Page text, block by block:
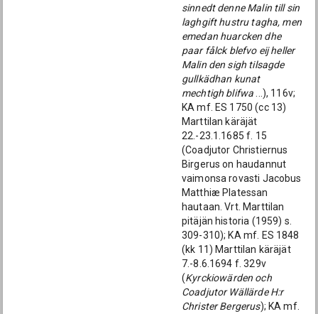
sinnedt denne Malin till sin
laghgift hustru tagha, men
emedan huarcken dhe
paar fålck blefvo eij heller
Malin den sigh tilsagde
gullkädhan kunat
mechtigh blifwa ...), 116v;
KA mf. ES 1750 (cc 13)
Marttilan käräjät
22.-23.1.1685 f. 15
(Coadjutor Christiernus
Birgerus on haudannut
vaimonsa rovasti Jacobus
Matthiæ Platessan
hautaan. Vrt. Marttilan
pitäjän historia (1959) s.
309-310); KA mf. ES 1848
(kk 11) Marttilan käräjät
7.-8.6.1694 f. 329v
(Kyrckiowärden och
Coadjutor Wällärde H:r
Christer Bergerus); KA mf.